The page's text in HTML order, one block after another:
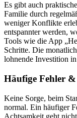
Es gibt auch
Familie durch
weniger Konflikte
entspannter werden,
Tools wie die App
Schritte. Die
lohnende Investition
Häufige Fehler
Keine Sorge, beim
normal. Ein häufiger
Achtsamkeit geht